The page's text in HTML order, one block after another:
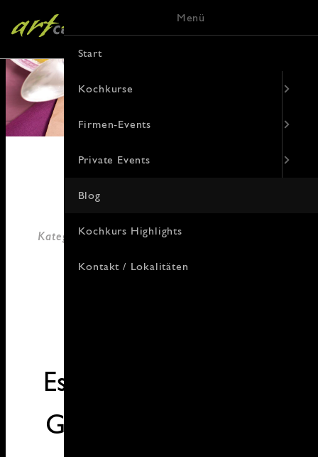
Kategorie: Aus dem Leben, Rezepte, allgemein
Essen für die Seele -
Gemüse und Dinkel
Menü
Start
Kochkurse
Firmen-Events
Private Events
Blog
Kochkurs Highlights
Kontakt / Lokalitäten